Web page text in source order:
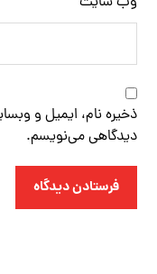
ذخیره نام، ایمیل و
دیدگاهی می‌نویسم.
فرستادن دیدگاه